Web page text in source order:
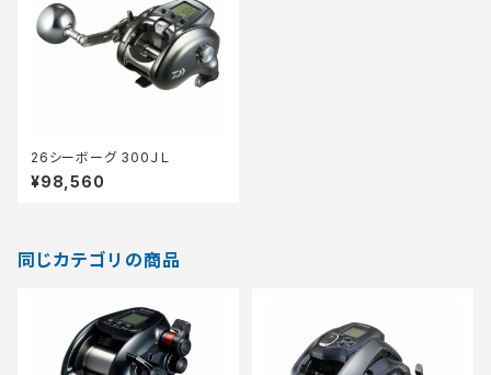
26シーボーグ 300ＪＬ
¥98,560
同じカテゴリの商品